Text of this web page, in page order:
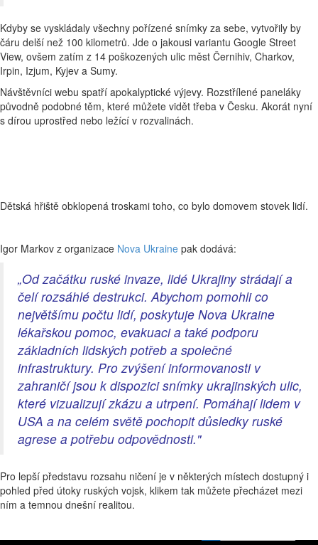
Kdyby se vyskládaly všechny pořízené snímky za sebe, vytvořily by
čáru delší než 100 kilometrů. Jde o jakousi variantu Google Street
View, ovšem zatím z 14 poškozených ulic měst Černihiv, Charkov,
Irpin, Izjum, Kyjev a Sumy.
Návštěvníci webu spatří apokalyptické výjevy. Rozstřílené paneláky
původně podobné těm, které můžete vidět třeba v Česku. Akorát nyní
s dírou uprostřed nebo ležící v rozvalinách.
Dětská hřiště obklopená troskami toho, co bylo domovem stovek lidí.
Igor Markov z organizace Nova Ukraine pak dodává:
„Od začátku ruské invaze, lidé Ukrajiny strádají a
čelí rozsáhlé destrukci. Abychom pomohli co
největšímu počtu lidí, poskytuje Nova Ukraine
lékařskou pomoc, evakuaci a také podporu
základních lidských potřeb a společné
infrastruktury. Pro zvýšení informovanosti v
zahraničí jsou k dispozici snímky ukrajinských ulic,
které vizualizují zkázu a utrpení. Pomáhají lidem v
USA a na celém světě pochopit důsledky ruské
agrese a potřebu odpovědnosti."
Pro lepší představu rozsahu ničení je v některých místech dostupný i
pohled před útoky ruských vojsk, klikem tak můžete přecházet mezi
ním a temnou dnešní realitou.